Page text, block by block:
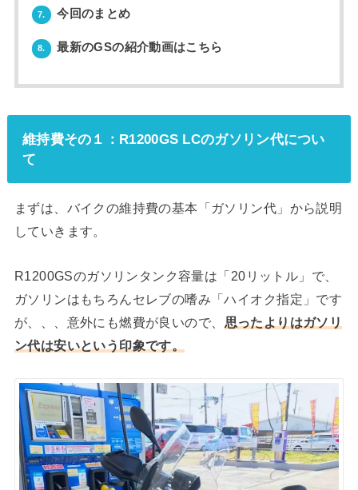
7. 今回のまとめ
8. 最新のGSの紹介動画はこちら
維持費その１：R1200GS LCのガソリン代につい
て
まずは、バイクの維持費の基本「ガソリン代」から説明
していきます。
R1200GSのガソリンタンク容量は「20リットル」で、
ガソリンはもちろんセレブの嗜み「ハイオク指定」です
が、、、意外にも燃費が良いので、 思ったよりはガソリ
ン代は安いという印象です。